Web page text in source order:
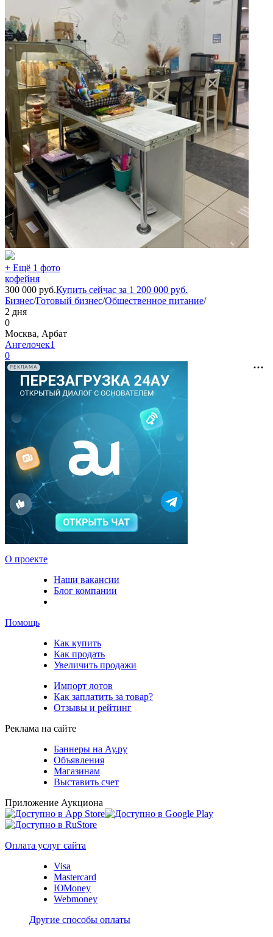
+ Ещё 1 фото
кофейня
300 000 руб.Купить сейчас за 1 200 000 руб.
Бизнес/Готовый бизнес/Общественное питание/
2 дня
0
Москва, Арбат
Ангелочек1
0
РЕКЛАМА
О проекте
Наши вакансии
Блог компании
Помощь
Как купить
Как продать
Увеличить продажи
Импорт лотов
Как заплатить за товар?
Отзывы и рейтинг
Реклама на сайте
Баннеры на Ау.ру
Объявления
Магазинам
Выставить счет
Приложение Аукциона
Оплата услуг сайта
Visa
Mastercard
ЮMoney
Webmoney
Другие способы оплаты